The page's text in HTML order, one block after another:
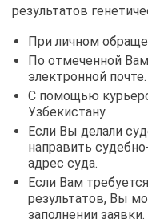
результатов
При личном
По отмеченной
электронной почте.
С помощью
Узбекистану.
Если Вы делали
направить
адрес суда.
Если Вам
результатов, Вы
заполнении заявки.